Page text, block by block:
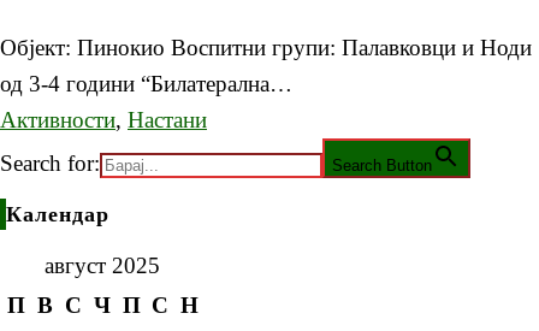
Објект: Пинокио Воспитни групи: Палавковци и Ноди
од 3-4 години “Билатерална…
Активности, Настани
Search for:
Search Button
Календар
август 2025
П В С Ч П С Н